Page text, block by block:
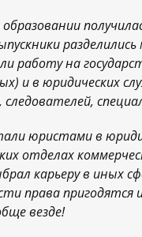
работу на
и в юридических
юристами в
отделах
карьеру в иных
права пригодятся
везде!